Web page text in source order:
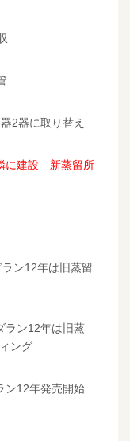
2器に取り替え
に建設 新蒸留所
ン12年は旧蒸留
ラン12年は旧蒸
ング
12年発売開始